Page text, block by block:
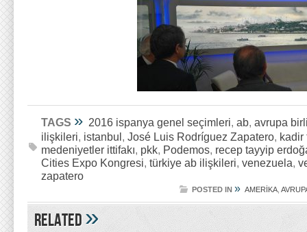
TAGS » 2016 ispanya genel seçimleri, ab, avrupa
ilişkileri, istanbul, José Luis Rodríguez Zapatero, kadir
medeniyetler ittifakı, pkk, Podemos, recep tayyip
Cities Expo Kongresi, türkiye ab ilişkileri, venezuela,
zapatero
POSTED IN » AMERİKA
Related»